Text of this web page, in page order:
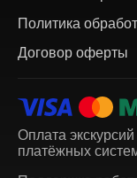
Политика
Договор оферты
Оплата
платёжных